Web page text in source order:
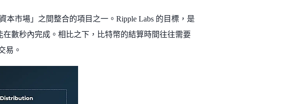
本市場」之間整合的項目之一。Ripple Labs 的目標，是
數秒內完成。相比之下，比特幣的結算時間往往需要
易。